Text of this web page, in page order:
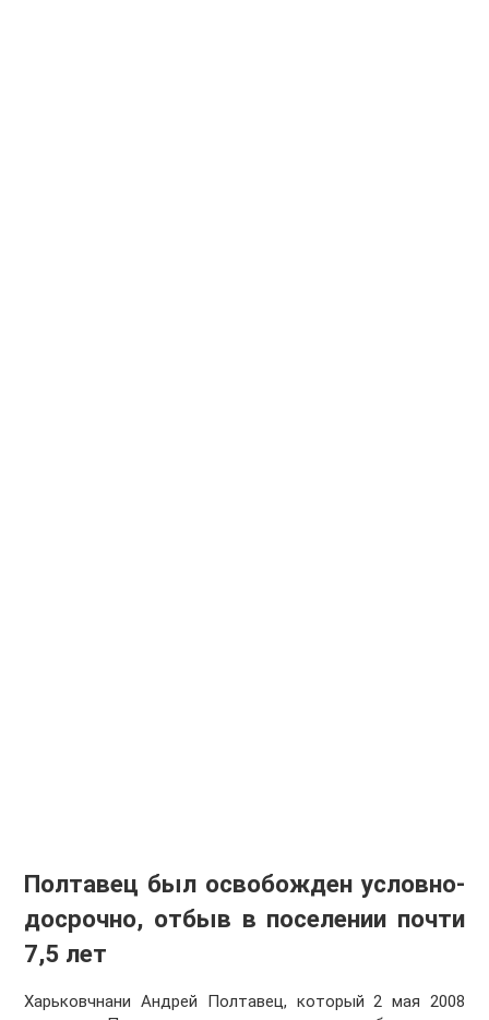
Полтавец был освобожден условно-
досрочно, отбыв в поселении почти
7,5 лет
Харьковчнани Андрей Полтавец, который 2 мая 2008